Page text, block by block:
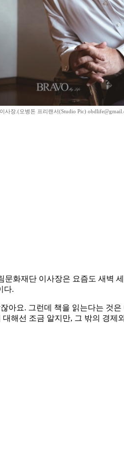
사장.(오병돈 프리랜서(Studio Pic)
화재단 이사장은 요즘도 새벽
다.
아요. 그런데 책을 읽는다는 것
해선 조금 알지만, 그 밖의 경